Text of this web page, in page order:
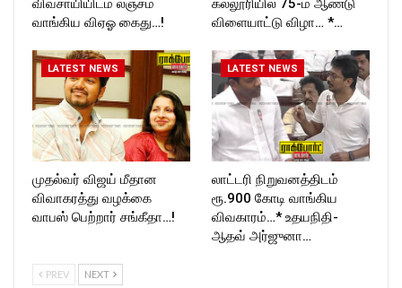
விவசாயியிடம் லஞ்சம்
வாங்கிய விஏஓ கைது…!
கல்லூரியில் 75-ம் ஆண்டு
விளையாட்டு விழா… *…
LATEST NEWS
முதல்வர் விஜய் மீதான
விவாகரத்து வழக்கை
வாபஸ் பெற்றார் சங்கீதா…!
LATEST NEWS
லாட்டரி நிறுவனத்திடம்
ரூ.900 கோடி வாங்கிய
விவகாரம்…* உதயநிதி-
ஆதவ் அர்ஜுனா…
PREV NEXT